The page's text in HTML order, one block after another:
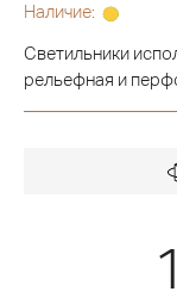
Наличие:
Светильники
рельефная и